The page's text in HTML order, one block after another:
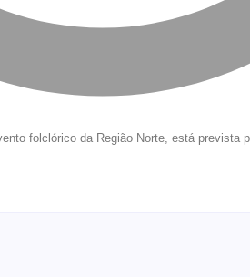
folclórico da Região Norte, está prevista